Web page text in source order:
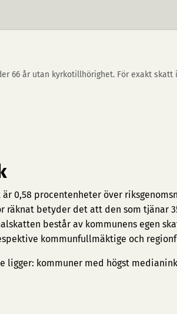
66 år utan kyrkotillhörighet. För exakt
0,58 procentenheter över
räknat betyder det att den som tjänar
består av kommunens egen
kommunfullmäktige och
ligger: kommuner med högst